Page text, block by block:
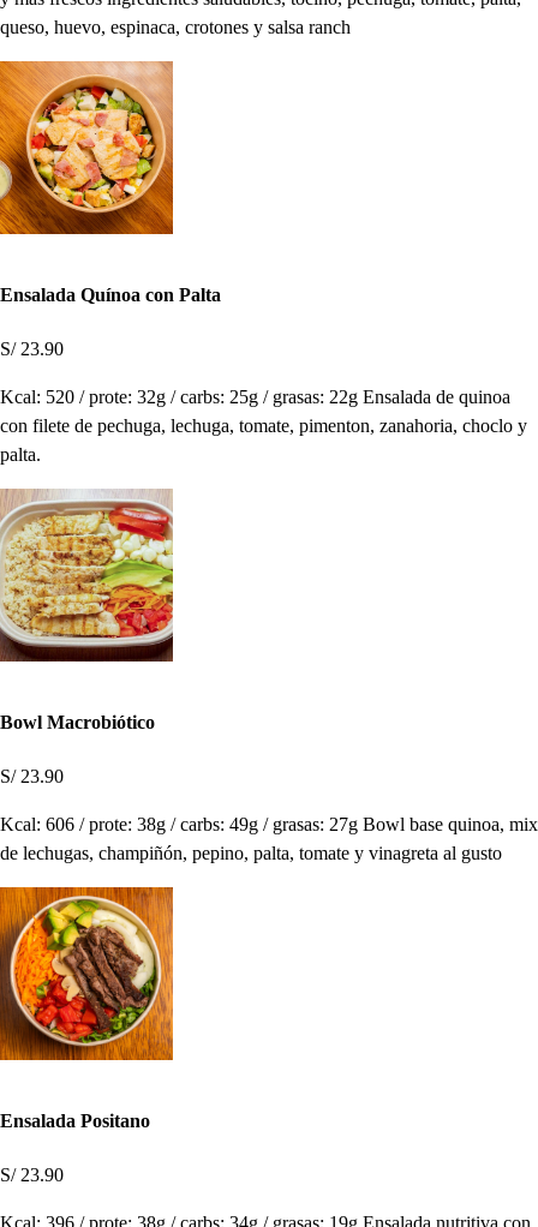
queso, huevo, espinaca, crotones y salsa ranch
Ensalada Quínoa con Palta
S/ 23.90
Kcal: 520 / prote: 32g / carbs: 25g / grasas: 22g Ensalada de quinoa
con filete de pechuga, lechuga, tomate, pimenton, zanahoria, choclo y
palta.
Bowl Macrobiótico
S/ 23.90
Kcal: 606 / prote: 38g / carbs: 49g / grasas: 27g Bowl base quinoa, mix
de lechugas, champiñón, pepino, palta, tomate y vinagreta al gusto
Ensalada Positano
S/ 23.90